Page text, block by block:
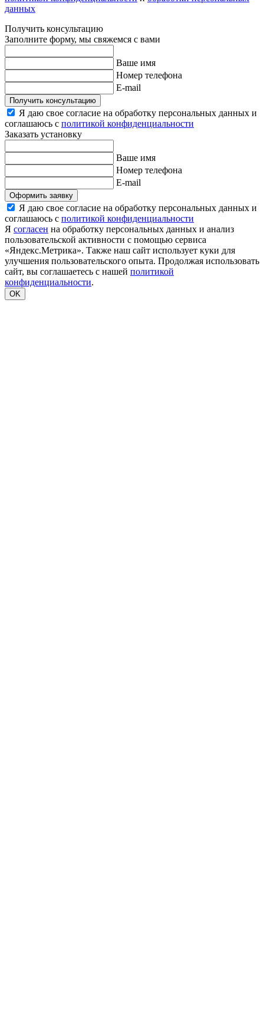
данных
Получить консультацию
Заполните форму, мы свяжемся с вами
Ваше имя
Номер телефона
E-mail
Получить консультацию
Я даю свое согласие на обработку персональных данных и
соглашаюсь с политикой конфиденциальности
Заказать установку
Ваше имя
Номер телефона
E-mail
Оформить заявку
Я даю свое согласие на обработку персональных данных и
соглашаюсь с политикой конфиденциальности
Я согласен на обработку персональных данных и анализ
пользовательской активности с помощью сервиса
«Яндекс.Метрика». Также наш сайт использует куки для
улучшения пользовательского опыта. Продолжая использовать
сайт, вы соглашаетесь с нашей политикой
конфиденциальности.
OK